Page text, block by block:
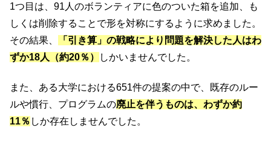
1つ目は、91人のボランティアに色のついた箱を追加、も
しくは削除することで形を対称にするように求めました。
その結果、
「引き算」の戦略により問題を解決した人はわ
ずか18人（約20％）
しかいませんでした。
また、ある大学における651件の提案の中で、既存のルー
ルや慣行、プログラムの廃止を伴うものは、わずか約
11％ しか存在しませんでした。